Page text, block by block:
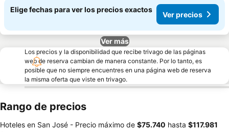
Elige fechas para ver los precios exactos
Ver precios
Ver más
Los precios y la disponibilidad que recibe trivago de las páginas
web de reserva cambian de manera constante. Por lo tanto, es
posible que no siempre encuentres en una página web de reserva
la misma oferta que viste en trivago.
Rango de precios
Hoteles en San José - Precio máximo de ‎$75.740 hasta ‎$117.981